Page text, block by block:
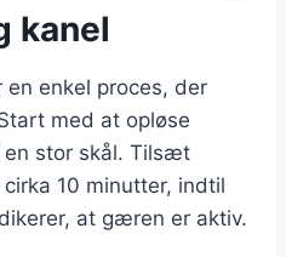
kanel
enkel proces, der
med at opløse
stor skål. Tilsæt
10 minutter, indtil
at gæren er aktiv.